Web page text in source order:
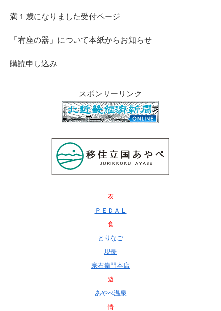
満１歳になりました受付ページ
「宥座の器」について本紙からお知らせ
購読申し込み
スポンサーリンク
衣
ＰＥＤＡＬ
食
とりなご
現長
宗右衛門本店
遊
あやべ温泉
情